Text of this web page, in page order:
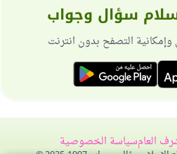
سؤال وجواب
التصفح بدون انترنت
العامسياسة الخصوصية